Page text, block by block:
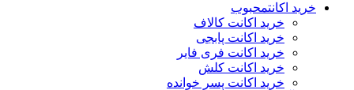
خرید اکانتمحبوب
خرید اکانت کالاف
خرید اکانت پابجی
خرید اکانت فری فایر
خرید اکانت کلش
خرید اکانت پسر خوانده